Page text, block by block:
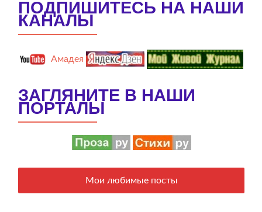
ПОДПИШИТЕСЬ НА НАШИ
КАНАЛЫ
Амадея
ЗАГЛЯНИТЕ В НАШИ
ПОРТАЛЫ
Мои любимые посты